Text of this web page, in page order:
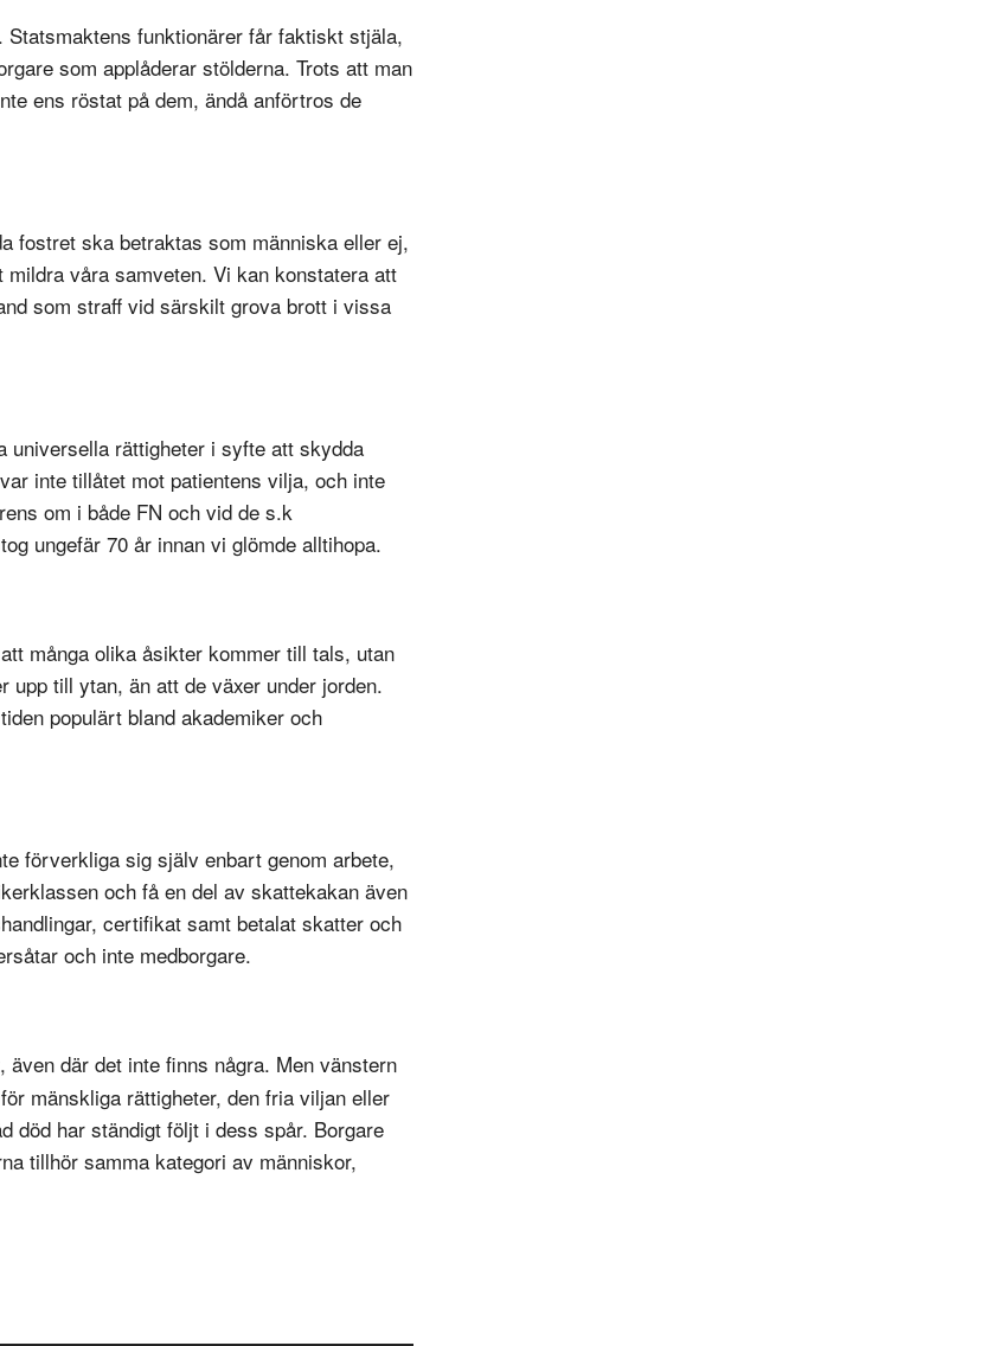
funktionärer får faktiskt stjäla,
som applåderar stölderna. Trots att man
ens röstat på dem, ändå anförtros de
fostret ska betraktas som människa eller ej,
våra samveten. Vi kan konstatera att
som straff vid särskilt grova brott i vissa
universella rättigheter i syfte att skydda
inte tillåtet mot patientens vilja, och inte
om i både FN och vid de s.k
ungefär 70 år innan vi glömde alltihopa.
många olika åsikter kommer till tals, utan
till ytan, än att de växer under jorden.
populärt bland akademiker och
förverkliga sig själv enbart genom arbete,
och få en del av skattekakan även
certifikat samt betalat skatter och
och inte medborgare.
där det inte finns några. Men vänstern
mänskliga rättigheter, den fria viljan eller
död har ständigt följt i dess spår. Borgare
tillhör samma kategori av människor,